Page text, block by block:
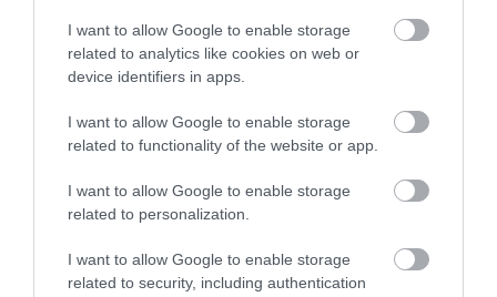
I want to allow Google to enable storage
related to analytics like cookies on web or
device identifiers in apps.
I want to allow Google to enable storage
related to functionality of the website or app.
I want to allow Google to enable storage
related to personalization.
I want to allow Google to enable storage
related to security, including authentication
«Κόκκινος» συναγερμός στην
Εύβοια: Red Code αύριο Κυριακή –
Αυξημένη ετοιμότητα παντού
08.08.2026 | 17:00
κράνος!
08.08.2026 | 16:40
Θρήνος σε όλη την Εύβοια για τον
καταστροφικής
πυρκαγιάς – Το
χρονικό της τραγωδίας
για το «Στιφάδο της
Παναγίας»
Κάνεις δεν ξεχνά τι
Αγανάκτηση σε χωριό